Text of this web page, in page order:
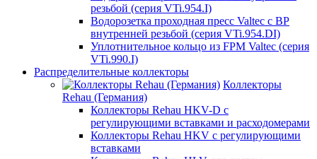
резьбой (серия VTi.954.I)
Водорозетка проходная пресс Valtec с ВР
внутренней резьбой (серия VTi.954.DI)
Уплотнительное кольцо из FPM Valtec (серия
VTi.990.I)
Распределительные коллекторы
Коллекторы
Rehau (Германия)
Коллекторы Rehau HKV-D с
регулирующими вставками и расходомерами
Коллекторы Rehau HKV с регулирующими
вставками